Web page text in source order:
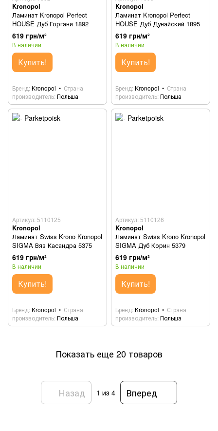
Kronopol
Ламинат Kronopol Perfect
HOUSE Дуб Горгани 1892
619 грн/м²
В наличии
Купить!
Бренд Kronopol
Страна
производитель Польша
Kronopol
Ламинат Kronopol Perfect
HOUSE Дуб Дунайский 1895
619 грн/м²
В наличии
Купить!
Бренд Kronopol
Страна
производитель Польша
Артикул: 5110125
Kronopol
Ламинат Swiss Krono Kronopol
SIGMA Вяз Касандра 5375
619 грн/м²
В наличии
Купить!
Бренд Kronopol
Страна
производитель Польша
Артикул: 5110126
Kronopol
Ламинат Swiss Krono Kronopol
SIGMA Дуб Корин 5379
619 грн/м²
В наличии
Купить!
Бренд Kronopol
Страна
производитель Польша
Показать еще 20 товаров
Назад 1 из 4 Вперед